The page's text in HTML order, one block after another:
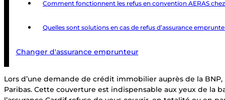
Comment fonctionnent les refus en convention AERAS
Quelles sont solutions en cas de refus d’assurance
Changer d'assurance emprunteur
Lors d’une demande de crédit immobilier auprès de la
Paribas. Cette couverture est indispensable aux yeux de la